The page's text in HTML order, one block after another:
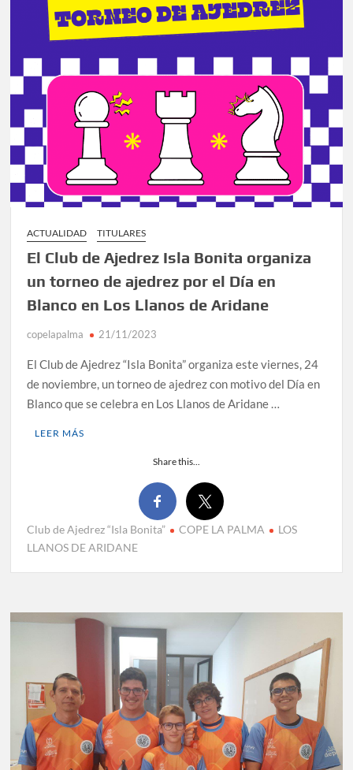
ACTUALIDAD TITULARES
El Club de Ajedrez Isla Bonita organiza
un torneo de ajedrez por el Día en
Blanco en Los Llanos de Aridane
copelapalma 21/11/2023
El Club de Ajedrez “Isla Bonita” organiza este viernes, 24
de noviembre, un torneo de ajedrez con motivo del Día en
Blanco que se celebra en Los Llanos de Aridane …
LEER MÁS
Share this...
Club de Ajedrez “Isla Bonita” COPE LA PALMA
LOS
LLANOS DE ARIDANE